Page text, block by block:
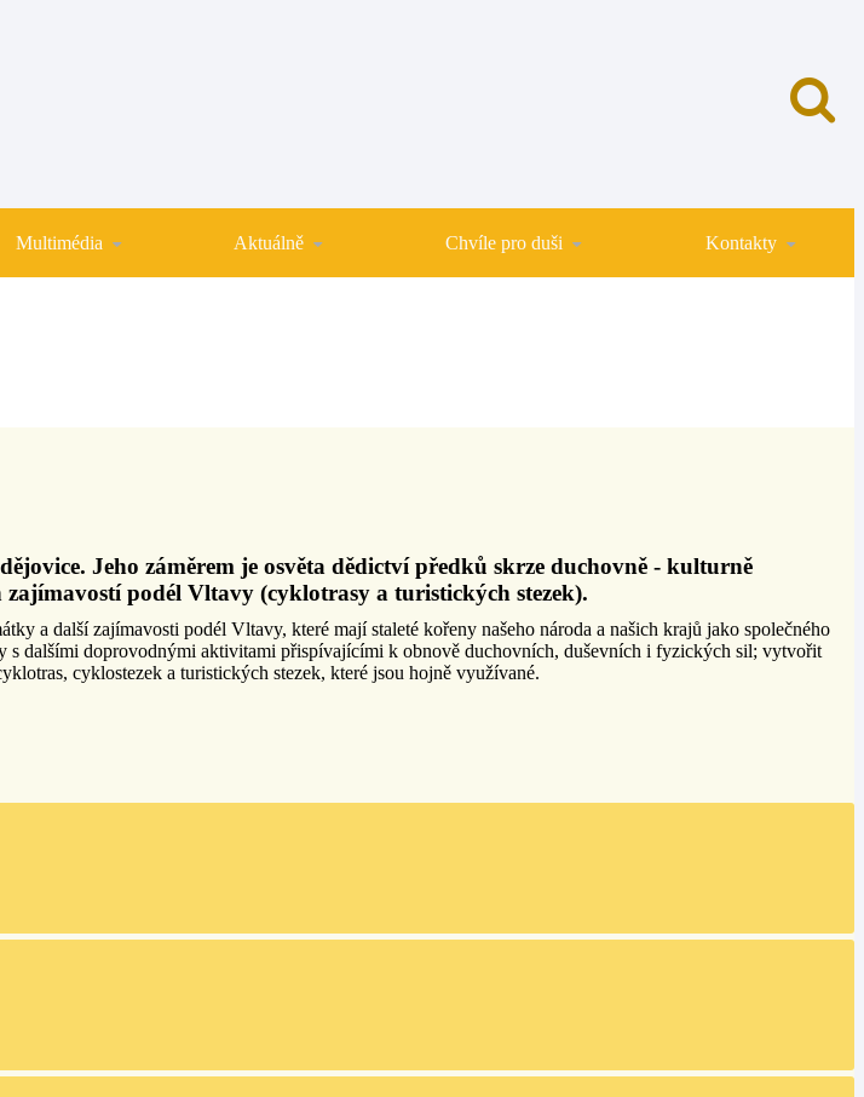
Multimédia Aktuálně Chvíle pro duši Kontakty
Jeho záměrem je osvěta dědictví předků skrze duchovně - kulturně
podél Vltavy (cyklotrasy a turistických stezek).
a další zajímavosti podél Vltavy, které mají staleté kořeny našeho národa a našich krajů jako společného
dalšími doprovodnými aktivitami přispívajícími k obnově duchovních, duševních i fyzických sil; vytvořit
cyklostezek a turistických stezek, které jsou hojně využívané.